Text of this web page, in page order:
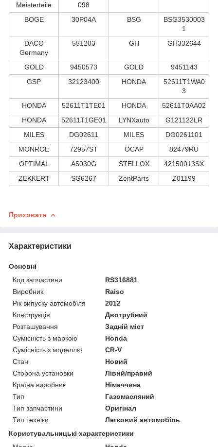
Meisterteile
098
BOGE 30P04A BSG
BSG3530003
1
DACO
Germany
551203 GH GH332644
GOLD 9450573 GOLD
9451143
GSP
32123400 HONDA
52611T1WA0
3
HONDA
52611T1TE01 HONDA
52611T0AA02
HONDA
52611T1GE01 LYNXauto
G121122LR
MILES
DG02611 MILES
DG0261101
MONROE
72957ST OCAP
82479RU
OPTIMAL
A5030G STELLOX
42150013SX
ZEKKERT
SG6267 ZentParts Z01199
Приховати
Характеристики
Основні
Код запчастини
RS316881
Виробник
Raiso
Рік випуску автомобіля
2012
Конструкція
Двотрубний
Розташування
Задній міст
Сумісність з маркою
Honda
Сумісність з моделлю
CR-V
Стан
Новий
Сторона установки
Лівий/правий
Країна виробник
Німеччина
Тип
Газомасляний
Тип запчастини
Оригінал
Тип техніки
Легковий автомобіль
Користувальницькі характеристики